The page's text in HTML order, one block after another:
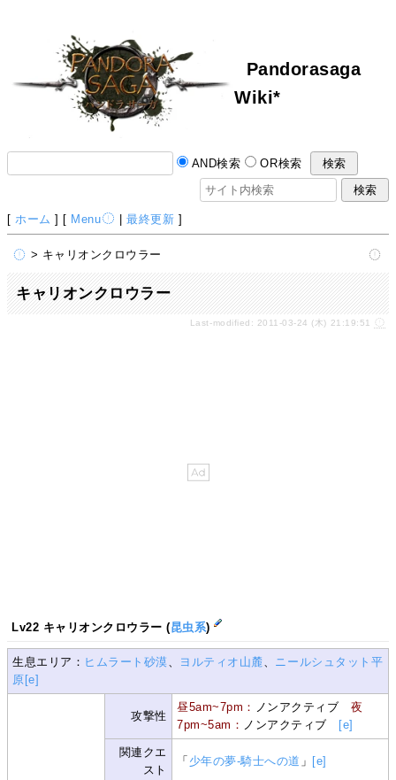
Pandorasaga
Wiki*
AND検索 OR検索
[ ホーム ] [ Menu |最終更新 ]
> キャリオンクロウラー
キャリオンクロウラー
Last-modified: 2011-03-24 (木) 21:19:51
Lv22 キャリオンクロウラー (昆虫系)
生息エリア： ヒムラート砂漠 ヨルティオ山麓
ニールシュタット平
原 [e]
攻撃性
昼5am~7pm： ノンアクティブ 夜
7pm~5am： ノンアクティブ [e]
関連クエ
スト
「 少年の夢-騎士への道 」 [e]